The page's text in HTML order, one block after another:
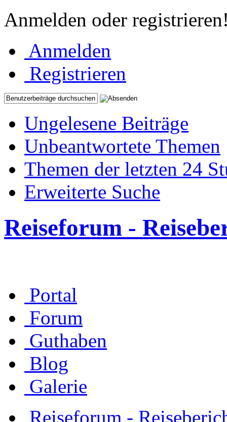
Anmelden oder
Anmelden
Registrieren
Ungelesene Beiträge
Unbeantwortete Themen
Themen der letzten 24
Erweiterte Suche
Reiseforum -
Portal
Forum
Guthaben
Blog
Galerie
Reiseforum -